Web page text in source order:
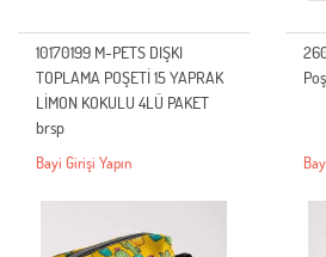
10170199 M-PETS DIŞKI
TOPLAMA POŞETİ 15 YAPRAK
LİMON KOKULU 4LÜ PAKET
brsp
Bayi Girişi Yapın